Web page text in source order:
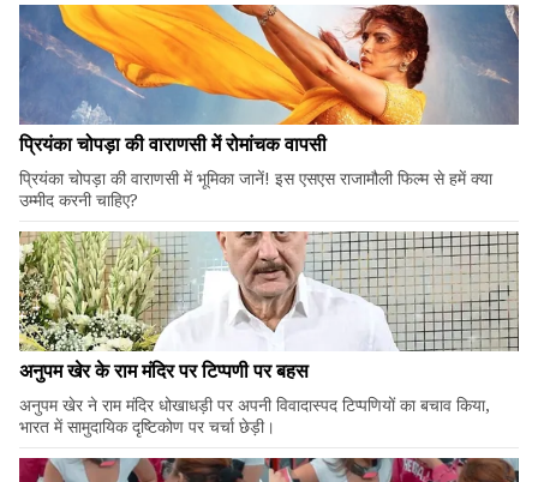
प्रियंका चोपड़ा की वाराणसी में रोमांचक वापसी
प्रियंका चोपड़ा की वाराणसी में भूमिका जानें! इस एसएस राजामौली फिल्म से हमें क्या
उम्मीद करनी चाहिए?
अनुपम खेर के राम मंदिर पर टिप्पणी पर बहस
अनुपम खेर ने राम मंदिर धोखाधड़ी पर अपनी विवादास्पद टिप्पणियों का बचाव किया,
भारत में सामुदायिक दृष्टिकोण पर चर्चा छेड़ी।